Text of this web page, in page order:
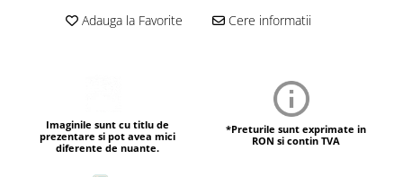
Adauga la Favorite Cere informatii
Imaginile sunt cu titlu de
prezentare si pot avea mici
diferente de nuante.
*Preturile sunt exprimate in
RON si contin TVA